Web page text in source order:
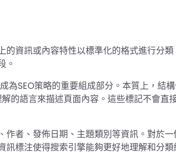
資訊或內容特性以標準化的格式進行分
。
SEO策略的重要組成部分。本質上，結
的語言來描述頁面內容。這些標記不會直
者、發佈日期、主題類別等資訊。對於一
標注使得搜索引擎能夠更好地理解和分類